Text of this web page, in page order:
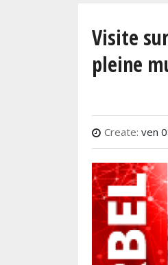
Visite
pleine
Create: ven